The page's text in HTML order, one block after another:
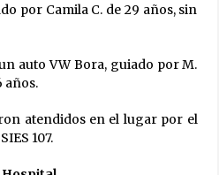
por Camila C. de 29 años, sin
auto VW Bora, guiado por M.
años.
atendidos en el lugar por el
107.